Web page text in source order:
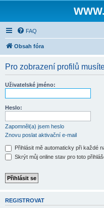
FAQ
Obsah fóra
Pro zobrazení profilů
Uživatelské jméno:
Heslo:
Zapomněl(a) jsem heslo
Znovu poslat aktivační e-mail
Přihlásit mě automaticky při každé
Skrýt můj online stav pro toto
REGISTROVAT